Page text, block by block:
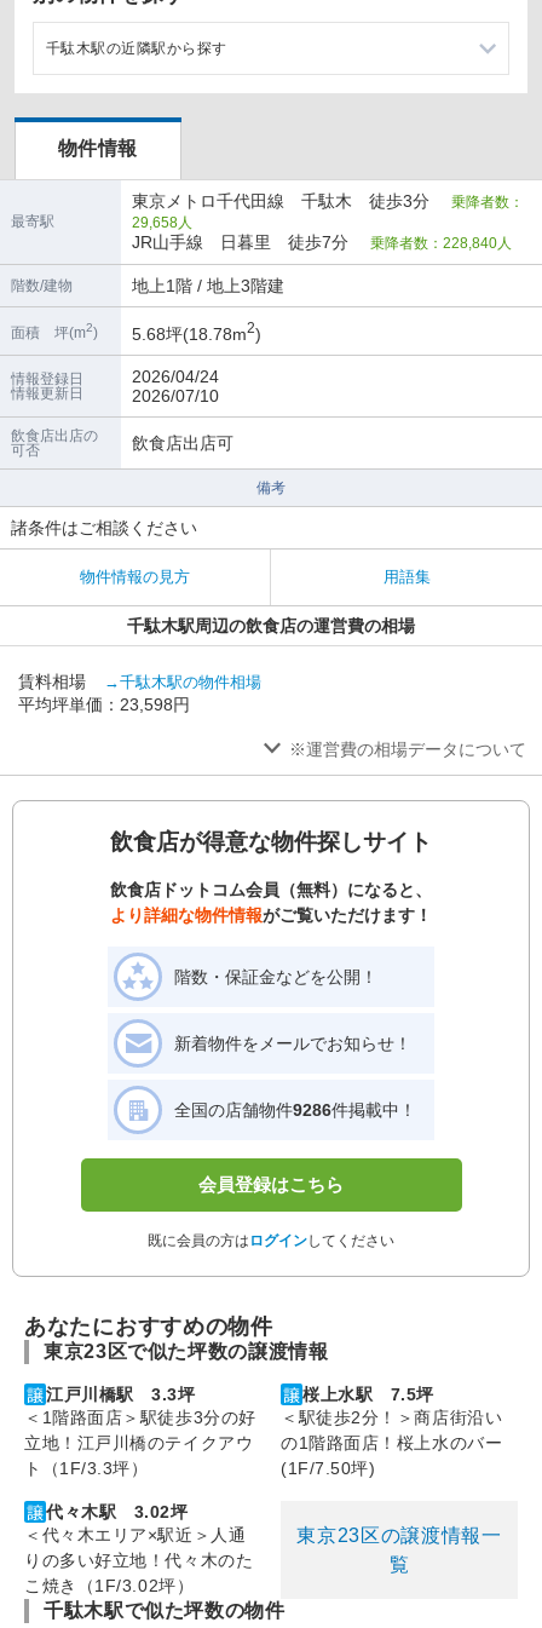
千駄木駅の近隣駅から探す
西日暮里駅の店舗物件・貸店舗・テナント一覧
湯島駅の店舗物件・貸店舗・テナント一覧
町屋駅の店舗物件・貸店舗・テナント一覧
物件情報
最寄駅
東京メトロ千代田線 千駄木 徒歩3分 乗降者数：
29,658人
JR山手線 日暮里 徒歩7分 乗降者数：228,840人
階数/建物 地上1階 / 地上3階建
面積 坪(m2) 5.68坪(18.78m2)
情報登録日
情報更新日
2026/04/24
2026/07/10
飲食店出店の
可否
飲食店出店可
備考
諸条件はご相談ください
物件情報の見方 用語集
千駄木駅周辺の飲食店の運営費の相場
賃料相場 →千駄木駅の物件相場
平均坪単価：23,598円
※運営費の相場データについて
飲食店が得意な物件探しサイト
飲食店ドットコム会員（無料）になると、
より詳細な物件情報がご覧いただけます！
階数・保証金などを公開！
新着物件をメールでお知らせ！
全国の店舗物件9286件掲載中！
会員登録はこちら
既に会員の方は ログインしてください
あなたにおすすめの物件
東京23区で似た坪数の譲渡情報
江戸川橋駅 3.3坪
＜1階路面店＞駅徒歩3分の好
立地！江戸川橋のテイクアウ
ト（1F/3.3坪）
桜上水駅 7.5坪
＜駅徒歩2分！＞商店街沿い
の1階路面店！桜上水のバー
(1F/7.50坪)
代々木駅 3.02坪
＜代々木エリア×駅近＞人通
りの多い好立地！代々木のた
こ焼き（1F/3.02坪）
東京23区の譲渡情報一
覧
千駄木駅で似た坪数の物件